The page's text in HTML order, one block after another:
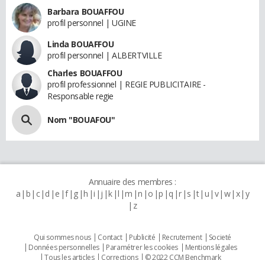
Barbara BOUAFFOU
profil personnel | UGINE
Linda BOUAFFOU
profil personnel | ALBERTVILLE
Charles BOUAFFOU
profil professionnel | REGIE PUBLICITAIRE -
Responsable regie
Nom "BOUAFOU"
Annuaire des membres :
a b c d e f g h i j k l m n o p q r s t u v w x y
z
Qui sommes nous Contact Publicité Recrutement
Societé
Données personnelles
Paramétrer les cookies
Mentions légales
Tous les articles
Corrections © 2022 CCM Benchmark